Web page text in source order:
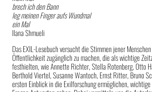
brech ich den Bann
leg meinen Finger aufs Wundmal
ein Mal
Ilana Shmueli
Das EXIL-Lesebuch versucht die Stimmen jener
Öffentlichkeit zugänglich zu machen, die als wichtige
festhielten, wie Annette Richter, Stella Rotenberg, Otto
Berthold Viertel, Susanne Wantoch, Ernst Ritter, Bruno
ersten Einblick in die Exilforschung ermöglichen,